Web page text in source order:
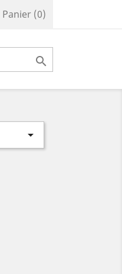
Panier (0)

